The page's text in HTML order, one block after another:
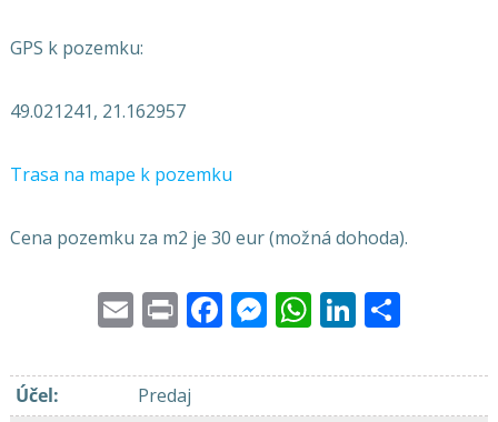
GPS k pozemku:
49.021241, 21.162957
Trasa na mape k pozemku
Cena pozemku za m2 je 30 eur (možná dohoda).
EmailPrintFacebook
Messenger
WhatsApp
LinkedIn
Účel:
Predaj